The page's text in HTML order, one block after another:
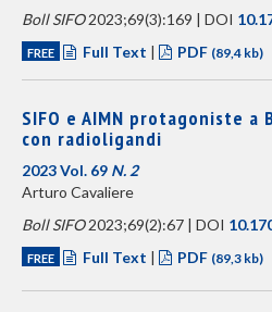
Boll SIFO2023;69(3):169 | DOI
FREE Full Text | PDF (89,4 kb)
SIFO e AIMN protagoniste
con radioligandi
2023 Vol. 69 N. 2
Arturo Cavaliere
Boll SIFO2023;69(2):67 | DOI
FREE Full Text | PDF (89,3 kb)